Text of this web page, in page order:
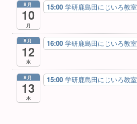
8月
10
月
15:00 学研鹿島田にじいろ教室
8月
12
水
16:00 学研鹿島田にじいろ教室
8月
13
木
15:00 学研鹿島田にじいろ教室